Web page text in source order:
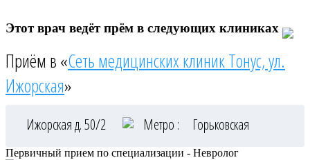
Этот врач ведёт прём в следующих клиниках
Приём в «Сеть медицинских клиник Тонус, ул.
Ижорская»
Ижорская д. 50/2 Метро : Горьковская
Первичный прием по специализации - Невролог